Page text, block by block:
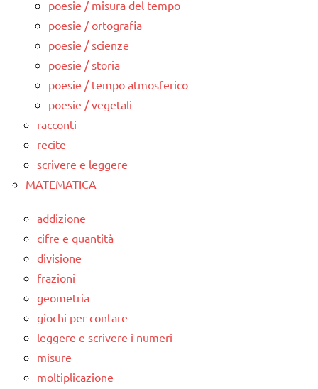
poesie / misura del tempo
poesie / ortografia
poesie / scienze
poesie / storia
poesie / tempo atmosferico
poesie / vegetali
racconti
recite
scrivere e leggere
MATEMATICA
addizione
cifre e quantità
divisione
frazioni
geometria
giochi per contare
leggere e scrivere i numeri
misure
moltiplicazione